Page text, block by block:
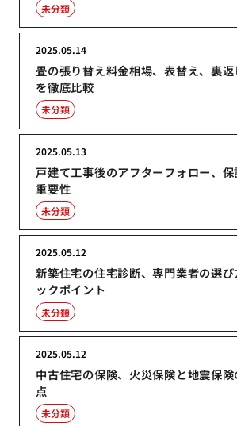
未分類
畳の張り替え料金相場、表替え、裏
を徹底比較
2025.05.14
未分類
戸建て工事後のアフターフォロー、
重要性
2025.05.13
未分類
新築住宅の住宅診断、専門業者の選
ックポイント
2025.05.12
未分類
中古住宅の保険、火災保険と地震保
点
2025.05.12
未分類